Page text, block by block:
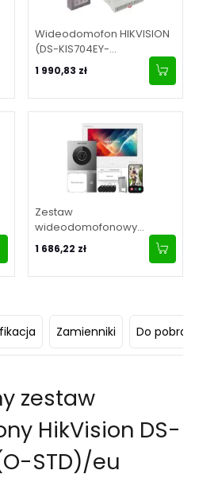
Wideodomofon HIKVISION
(DS-KIS704EY-
ACW2/Aluminium)
1 990,83 zł
Zestaw
wideodomofonowy
Hikvision 2-wire (DS-
KIS705EY)
1 686,22 zł
Zamienniki Do
zestaw
HikVision DS-
STD)/eu